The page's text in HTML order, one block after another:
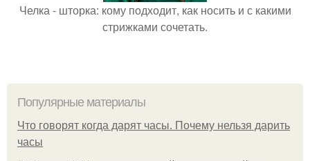
Челка - шторка: кому подходит, как носить и с какими
стрижками сочетать.
Популярные материалы
Что говорят когда дарят часы. Почему нельзя дарить
часы